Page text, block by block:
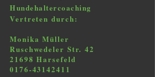
Hundehaltercoaching
Vertreten durch:
Monika Müller
Ruschwedeler Str. 42
21698 Harsefeld
0176-43142411